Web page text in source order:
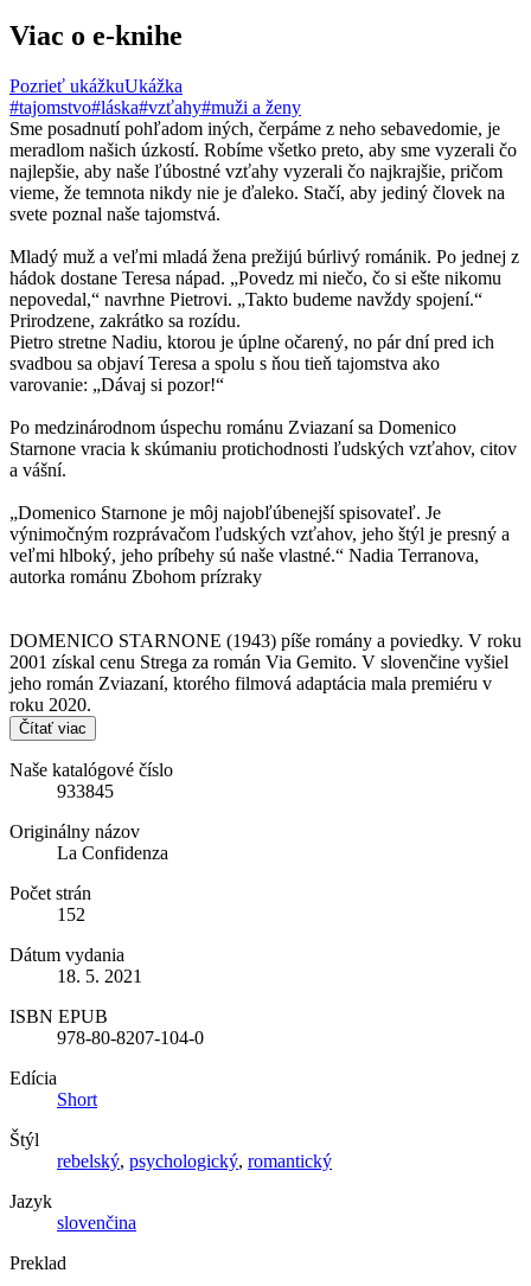
Viac o e-knihe
Pozrieť ukážkuUkážka
#tajomstvo#láska#vzťahy#muži a ženy
Sme posadnutí pohľadom iných, čerpáme z neho sebavedomie, je
meradlom našich úzkostí. Robíme všetko preto, aby sme vyzerali čo
najlepšie, aby naše ľúbostné vzťahy vyzerali čo najkrajšie, pričom
vieme, že temnota nikdy nie je ďaleko. Stačí, aby jediný človek na
svete poznal naše tajomstvá.
Mladý muž a veľmi mladá žena prežijú búrlivý románik. Po jednej z
hádok dostane Teresa nápad. „Povedz mi niečo, čo si ešte nikomu
nepovedal,“ navrhne Pietrovi. „Takto budeme navždy spojení.“
Prirodzene, zakrátko sa rozídu.
Pietro stretne Nadiu, ktorou je úplne očarený, no pár dní pred ich
svadbou sa objaví Teresa a spolu s ňou tieň tajomstva ako
varovanie: „Dávaj si pozor!“
Po medzinárodnom úspechu románu Zviazaní sa Domenico
Starnone vracia k skúmaniu protichodnosti ľudských vzťahov, citov
a vášní.
„Domenico Starnone je môj najobľúbenejší spisovateľ. Je
výnimočným rozprávačom ľudských vzťahov, jeho štýl je presný a
veľmi hlboký, jeho príbehy sú naše vlastné.“ Nadia Terranova,
autorka románu Zbohom prízraky
DOMENICO STARNONE (1943) píše romány a poviedky. V roku
2001 získal cenu Strega za román Via Gemito. V slovenčine vyšiel
jeho román Zviazaní, ktorého filmová adaptácia mala premiéru v
roku 2020.
Čítať viac
Naše katalógové číslo
933845
Originálny názov
La Confidenza
Počet strán
152
Dátum vydania
18. 5. 2021
ISBN EPUB
978-80-8207-104-0
Edícia
Short
Štýl
rebelský, psychologický, romantický
Jazyk
slovenčina
Preklad